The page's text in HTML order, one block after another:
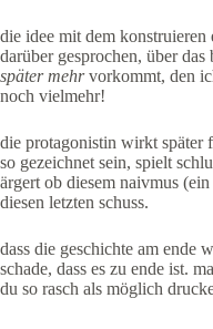
die idee mit dem konstruieren
darüber gesprochen, über
später mehrvorkommt, den
noch vielmehr!
die protagonistin wirkt später
so gezeichnet sein, spielt
ärgert ob diesem naivmus
diesen letzten schuss.
dass die geschichte am ende
schade, dass es zu ende ist.
du so rasch als möglich